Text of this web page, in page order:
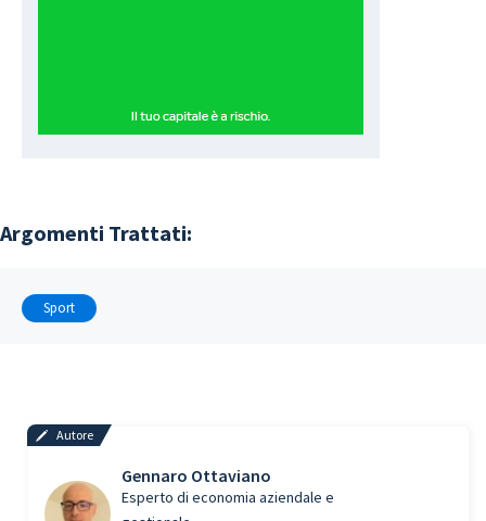
Argomenti Trattati:
Sport
Autore
Gennaro Ottaviano
Esperto di economia aziendale e